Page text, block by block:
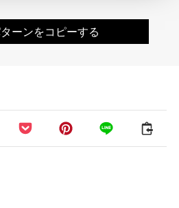
ーンをコピーする